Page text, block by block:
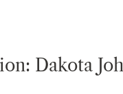
Dakota